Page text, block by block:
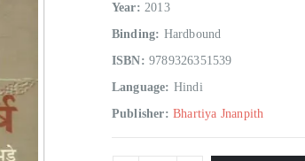
Year: 2013
Binding: Hardbound
ISBN: 9789326351539
Language: Hindi
Publisher: Bhartiya Jnanpith